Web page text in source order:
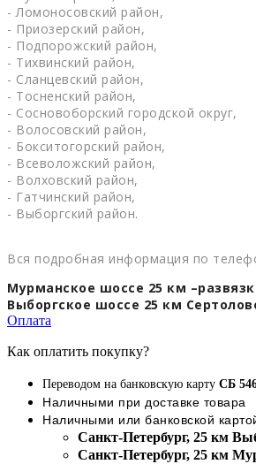
- Ломоносовский район,
- Приозерский район,
- Подпорожский район,
- Тихвинский район,
- Сланцевский район,
- Тосненский район,
- Сосновоборский городской округ,
- Волосовский район,
- Бокситогорский район,
- Всеволожский район,
- Волховский район,
- Гатчинский район,
- Выборгский район.
Вся подробная информация по
Мурманское шоссе 25 км
Выборгское шоссе 25 км
Оплата
Как оплатить покупку?
Переводом на банковскую карту СБ
Наличными при доставке товара
Наличными или банковской
Cанкт-Петербург, 25 км
Cанкт-Петербург, 25 км